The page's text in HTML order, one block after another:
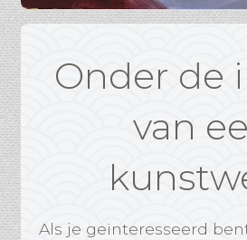
Onder de
van
Als je geïnteresseerd